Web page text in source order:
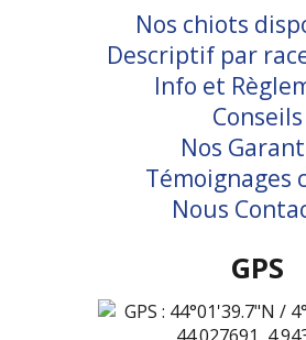
Nos chiots
Descriptif par
Info et
Conseils
Nos
Témoignages
Nous
GPS